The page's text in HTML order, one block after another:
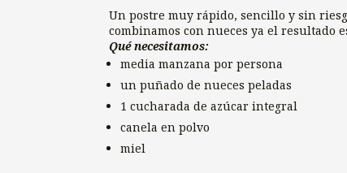
Un postre muy rápido, sencillo y sin
combinamos con nueces ya el resultado
Qué necesitamos:
media manzana por persona
un puñado de nueces peladas
1 cucharada de azúcar integral
canela en polvo
miel